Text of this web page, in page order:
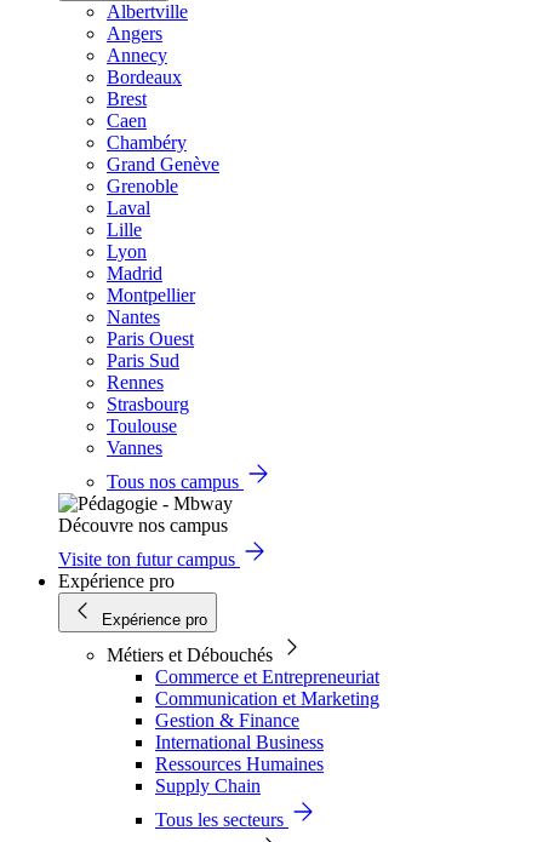
Albertville
Angers
Annecy
Bordeaux
Brest
Caen
Chambéry
Grand Genève
Grenoble
Laval
Lille
Lyon
Madrid
Montpellier
Nantes
Paris Ouest
Paris Sud
Rennes
Strasbourg
Toulouse
Vannes
Tous nos campus
Découvre nos campus
Visite ton futur campus
Expérience pro
Expérience pro
Métiers et Débouchés
Commerce et Entrepreneuriat
Communication et Marketing
Gestion & Finance
International Business
Ressources Humaines
Supply Chain
Tous les secteurs